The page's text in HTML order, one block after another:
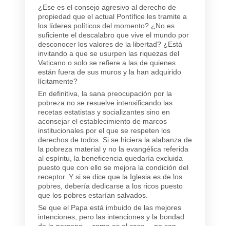
¿Ese es el consejo agresivo al derecho de
propiedad que el actual Pontífice les tramite a
los líderes políticos del momento? ¿No es
suficiente el descalabro que vive el mundo por
desconocer los valores de la libertad? ¿Está
invitando a que se usurpen las riquezas del
Vaticano o solo se refiere a las de quienes
están fuera de sus muros y la han adquirido
lícitamente?
En definitiva, la sana preocupación por la
pobreza no se resuelve intensificando las
recetas estatistas y socializantes sino en
aconsejar el establecimiento de marcos
institucionales por el que se respeten los
derechos de todos. Si se hiciera la alabanza de
la pobreza material y no la evangélica referida
al espíritu, la beneficencia quedaría excluida
puesto que con ello se mejora la condición del
receptor. Y si se dice que la Iglesia es de los
pobres, debería dedicarse a los ricos puesto
que los pobres estarían salvados.
Se que el Papa está imbuido de las mejores
intenciones, pero las intenciones y la bondad